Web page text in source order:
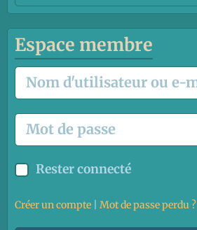
Espace membre
Rester connecté
Créer un compte Mot de passe perdu ?